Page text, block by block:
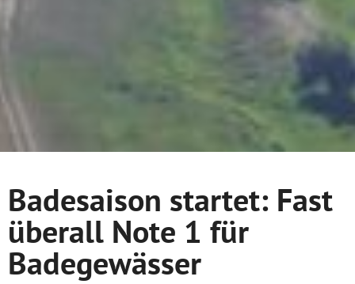
Badesaison startet: Fast
überall Note 1 für
Badegewässer